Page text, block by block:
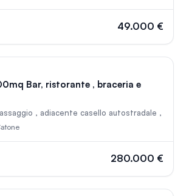
congelatori, friggitrice, macchina
e possibilità di crescita. Per info: 06
49.000 €
Bar, ristorante , braceria e
, adiacente casello autostradale ,
280.000 €